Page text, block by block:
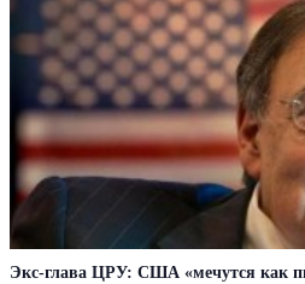
Экс-глава ЦРУ: США «мечутся как